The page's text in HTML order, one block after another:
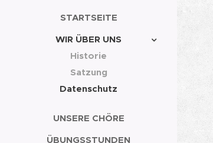
STARTSEITE
WIR ÜBER UNS
Historie
Satzung
Datenschutz
UNSERE CHÖRE
ÜBUNGSSTUNDEN